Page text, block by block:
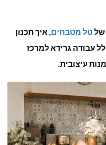
שלטל מטבחים, איך תכנון
עבודה גרידא למרכז
עיצובית.